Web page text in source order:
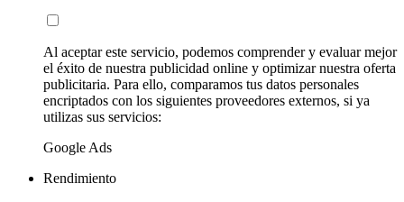
Al aceptar este servicio, podemos comprender y evaluar mejor
el éxito de nuestra publicidad online y optimizar nuestra oferta
publicitaria. Para ello, comparamos tus datos personales
encriptados con los siguientes proveedores externos, si ya
utilizas sus servicios:
Google Ads
Rendimiento